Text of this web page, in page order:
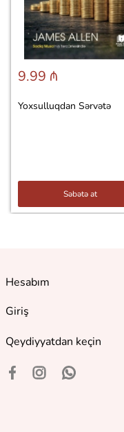
9.99 ₼
Yoxsulluqdan Sərvətə
Səbətə at
Hesabım
Giriş
Qeydiyyatdan keçin